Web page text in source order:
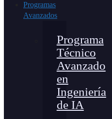
Programas
Avanzados
Programa
Técnico
Avanzado
en
Ingeniería
de IA